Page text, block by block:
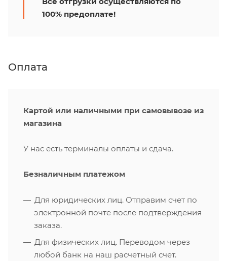
100% предоплате!
Оплата
Картой или наличными при самовывозе из
магазина
У нас есть терминалы оплаты и сдача.
Безналичным платежом
Для юридических лиц. Отправим счет по
электронной почте после подтверждения
заказа.
Для физических лиц. Переводом через
любой банк на наш расчетный счет.